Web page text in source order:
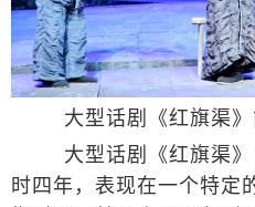
大型话剧《红旗渠》
大型话剧《红旗渠》
时四年，表现在一个特定